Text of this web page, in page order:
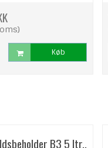
Køb
B3 5 ltr.,